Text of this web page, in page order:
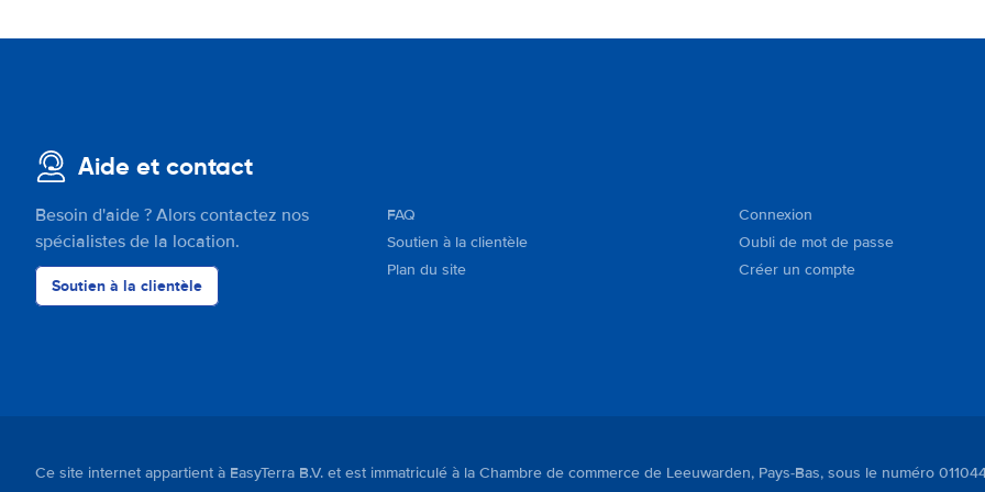
Aide et contact
Besoin d'aide ? Alors contactez nos
spécialistes de la location.
Soutien à la clientèle
FAQ
Soutien à la clientèle
Plan du site
Connexion
Oubli de mot de passe
Créer un compte
Ce site internet appartient à EasyTerra B.V. et est immatriculé à la Chambre de commerce de Leeuwarden, Pays-Bas, sous le numéro